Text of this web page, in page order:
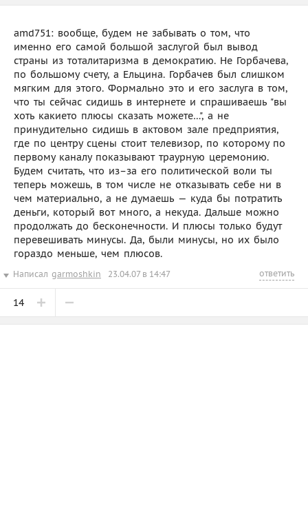
amd751: вообще, будем не забывать о том, что
именно его самой большой заслугой был вывод
страны из тоталитаризма в демократию. Не Горбачева,
по большому счету, а Ельцина. Горбачев был слишком
мягким для этого. Формально это и его заслуга в том,
что ты сейчас сидишь в интернете и спрашиваешь "вы
хоть какието плюсы сказать можете…", а не
принудительно сидишь в актовом зале предприятия,
где по центру сцены стоит телевизор, по которому по
первому каналу показывают траурную церемонию.
Будем считать, что из–за его политической воли ты
теперь можешь, в том числе не отказывать себе ни в
чем материально, а не думаешь — куда бы потратить
деньги, который вот много, а некуда. Дальше можно
продолжать до бесконечности. И плюсы только будут
перевешивать минусы. Да, были минусы, но их было
гораздо меньше, чем плюсов.
Написал garmoshkin 23.04.07 в 14:47 ответить
14